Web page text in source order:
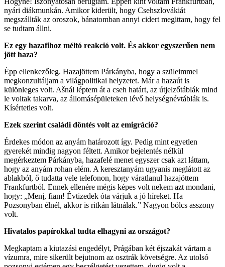
nyári diákmunkán. Amikor kiderült, hogy Csehszlovákiát
megszállták az oroszok, bánatomban annyi cidert megittam, hogy fel
se tudtam állni.
Ez egy hazafihoz méltó reakció volt. És akkor egyszerűen nem
jött haza?
Épp ellenkezőleg. Hazajöttem Párkányba, hogy a szüleimmel
megkonzultáljam a világpolitikai helyzetet. Már a hazaút is
különleges volt. Ašnál léptem át a cseh határt, az útjelzőtáblák mind
le voltak takarva, az állomásépületeken lévő helységnévtáblák is.
Kísérteties volt.
Ezek szerint családi döntés volt az emigráció?
Érdekes módon az anyám határozott így. Pedig mint egyetlen
gyerekét mindig nagyon féltett. Amikor bejelentés nélkül
megérkeztem Párkányba, hazafelé menet egyszer csak azt láttam,
hogy az anyám rohan elém. A keresztanyám ugyanis meglátott az
ablakból, ő tudatta vele telefonon, hogy váratlanul hazajöttem
Frankfurtból. Ennek ellenére mégis képes volt nekem azt mondani,
hogy: „Menj, fiam! Évtizedek óta várjuk a jó híreket. Ha
Pozsonyban élnél, akkor is ritkán látnálak.” Nagyon bölcs asszony
volt.
Hivatalos papírokkal tudta elhagyni az országot?
Megkaptam a kiutazási engedélyt, Prágában két éjszakát vártam a
vízumra, mire sikerült bejutnom az osztrák követségre. Az utolsó